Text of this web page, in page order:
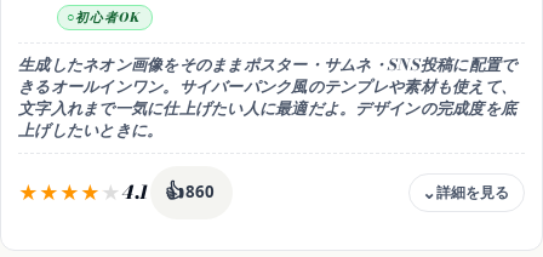
商用利用
有料プランで可（無料は個人利用）
日本語
○（UIは英語中心）
おすすめ用途
フラット・ベクター調のネオン
初心者OK
生成したネオン画像をそのままポスター・サムネ・SNS投稿に配置で
きるオールインワン。サイバーパンク風のテンプレや素材も使えて、
文字入れまで一気に仕上げたい人に最適だよ。デザインの完成度を底
上げしたいときに。
4.1 👍860
料金